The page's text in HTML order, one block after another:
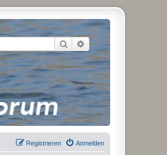
Suche Erweiterte Suche
Anmelden
Registrieren